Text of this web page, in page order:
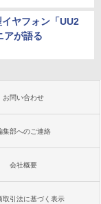
ヤフォン「UU2
アが語る
お問い合わせ
集部へのご連絡
会社概要
取引法に基づく表示